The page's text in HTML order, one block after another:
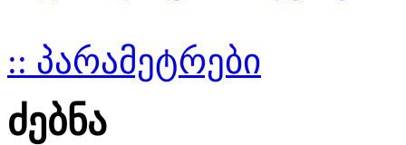
:: პარამეტრები
ძებნა